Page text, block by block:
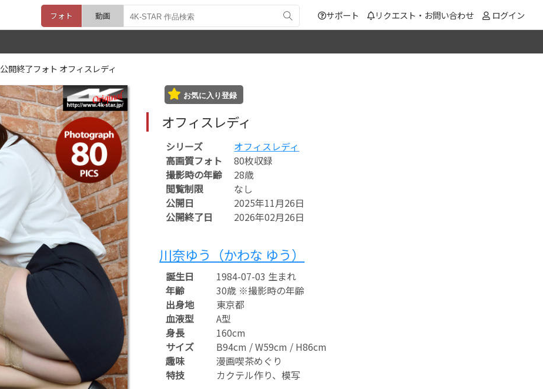
サポート リクエスト・お問い合わせ ログイン
フォト 動画
公開終了フォト オフィスレディ
お気に入り登録
オフィスレディ
シリーズ
オフィスレディ
高画質フォト
80枚収録
撮影時の年齢
28歳
閲覧制限
なし
公開日
2025年11月26日
公開終了日
2026年02月26日
川奈ゆう（かわな ゆう）
誕生日
1984-07-03 生まれ
年齢
30歳 ※撮影時の年齢
出身地
東京都
血液型
A型
身長
160cm
サイズ
B94cm / W59cm / H86cm
趣味
漫画喫茶めぐり
特技
カクテル作り、模写